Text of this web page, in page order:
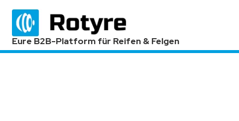
Eure B2B-Platform für Reifen & Felgen